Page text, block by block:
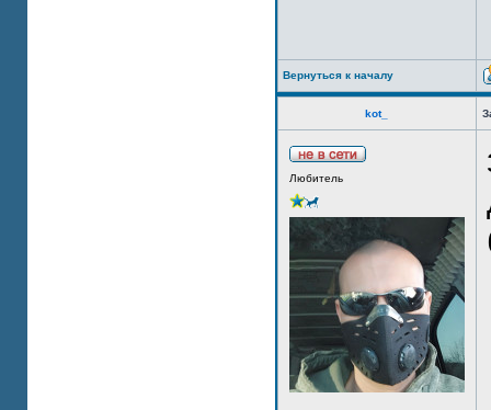
Вернуться к началу
kot_
Любитель